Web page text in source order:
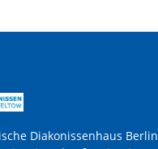
Diakonissenhaus Berlin